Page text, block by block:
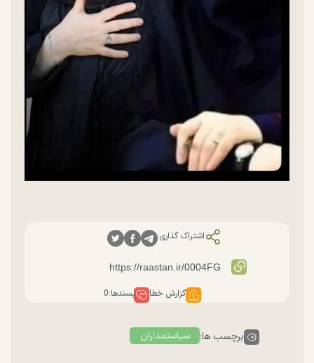
اشتراک گذاری:
گزارش خطا پسندها:0
برچسب ها: سیاستمداران